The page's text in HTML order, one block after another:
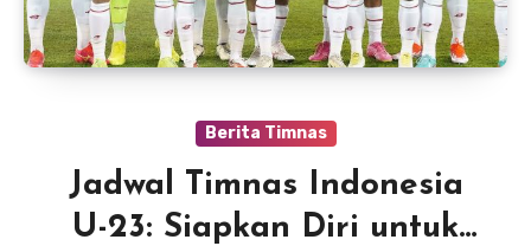
Berita Timnas
Jadwal Timnas Indonesia
U-23: Siapkan Diri untuk